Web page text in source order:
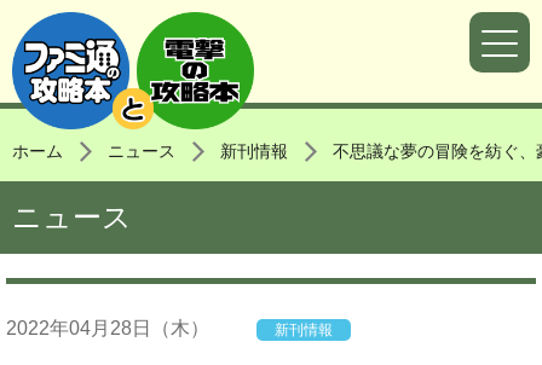
ホーム ニュース 新刊情報 不思議な夢の冒険を紡ぐ
ニュース
2022年04月28日 （木） 新刊情報